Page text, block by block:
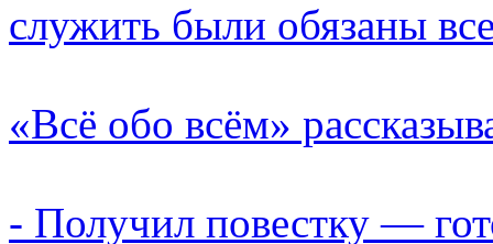
служить были обязаны
«Всё обо всём»
- Получил повестку —